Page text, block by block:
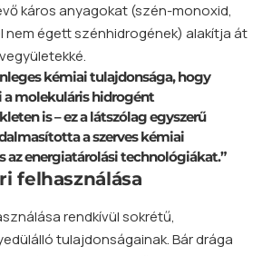
káros anyagokat (szén-monoxid,
nem égett szénhidrogének) alakítja át
kémiai tulajdonsága, hogy
a molekuláris hidrogént
is – ez a látszólag egyszerű
a szerves kémiai
az energiatárolási technológiákat.”
felhasználása
rendkívül sokrétű,
tulajdonságainak. Bár drága